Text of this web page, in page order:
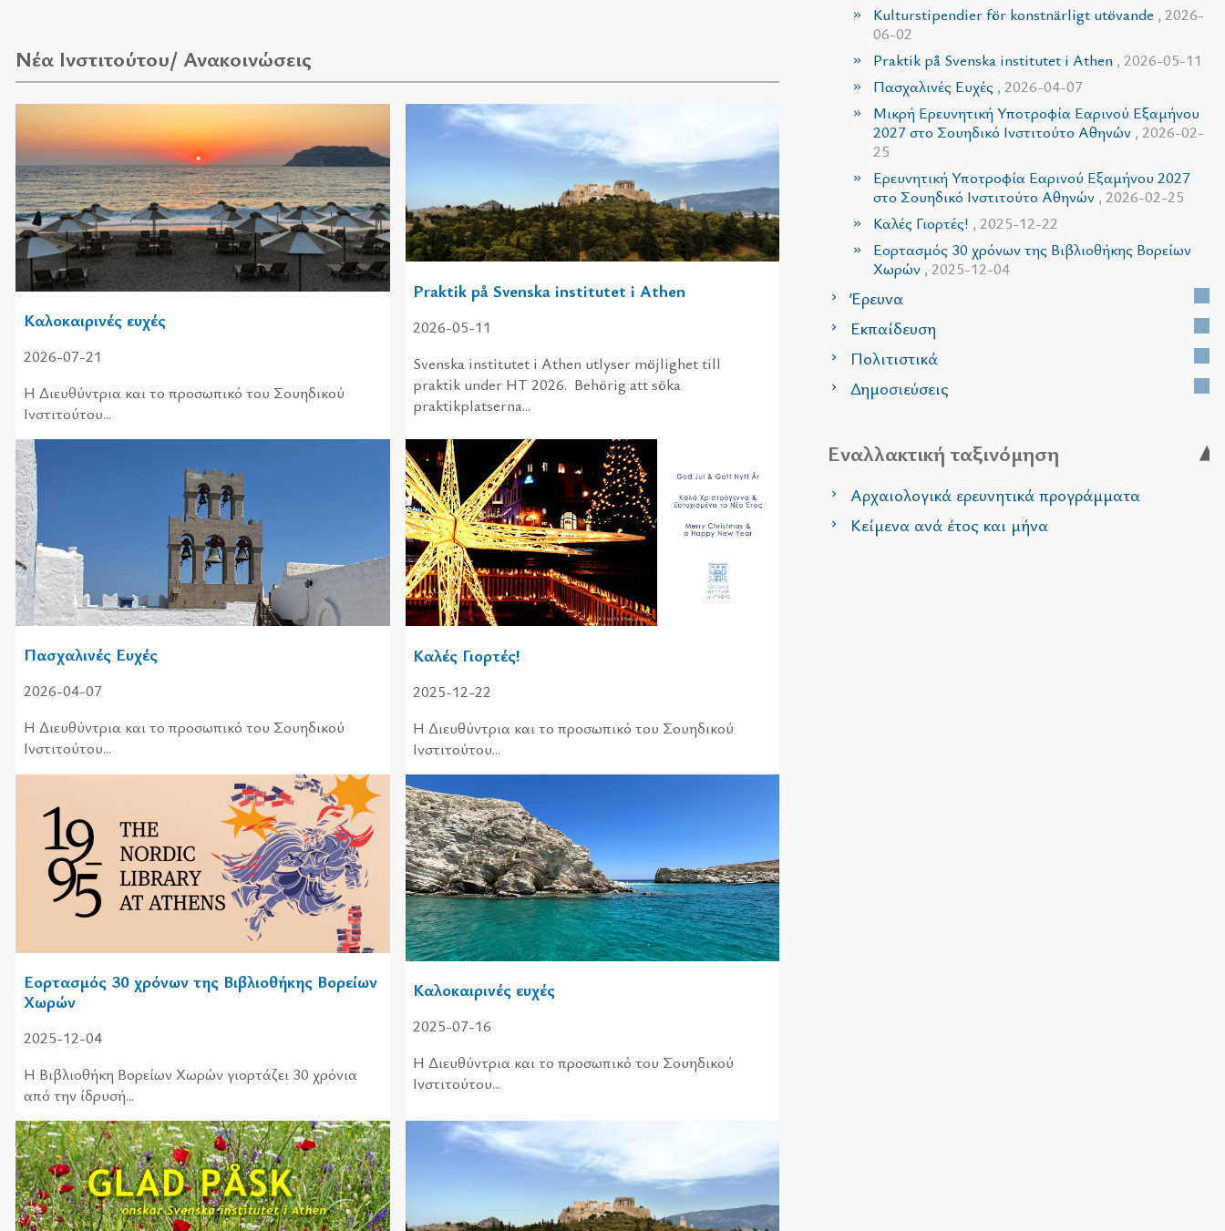
Νέα Ινστιτούτου/ Ανακοινώσεις
Καλοκαιρινές ευχές
2026-07-21
Η Διευ­θύ­ντρια και το προ­σω­πι­κό του Σου­η­δι­κού
Ινστι­τού­του...
Praktik på Svenska institutet i Athen
2026-05-11
Svenska institutet i Athen utlyser möjlighet till
praktik under HT 2026. Behörig att söka
praktikplatserna...
Πασχαλινές Ευχές
2026-04-07
Η Διευ­θύ­ντρια και το προ­σω­πι­κό του Σου­η­δι­κού
Ινστι­τού­του...
Καλές Γιορτές!
2025-12-22
Η Διευθύντρια και το προσωπικό του Σουηδικού
Ινστιτούτου...
Εορτασμός 30 χρόνων της Βιβλιοθήκης Βορείων
Χωρών
2025-12-04
Η Βιβλιοθήκη Βορείων Χωρών γιορτάζει 30 χρόνια
από την ίδρυσή...
Καλοκαιρινές ευχές
2025-07-16
Η Διευ­θύ­ντρια και το προ­σω­πι­κό του Σου­η­δι­κού
Ινστι­τού­του...
Kulturstipendier för konstnärligt utövande , 2026-
06-02
Praktik på Svenska institutet i Athen , 2026-05-11
Πασχαλινές Ευχές , 2026-04-07
Μικρή Ερευνητική Υποτροφία Εαρινού Εξαμήνου
2027 στο Σουηδικό Ινστιτούτο Αθηνών , 2026-02-
25
Ερευνητική Υποτροφία Εαρινού Εξαμήνου 2027
στο Σουηδικό Ινστιτούτο Αθηνών , 2026-02-25
Καλές Γιορτές! , 2025-12-22
Εορτασμός 30 χρόνων της Βιβλιοθήκης Βορείων
Χωρών , 2025-12-04
Έρευνα
Εκπαίδευση
Πολιτιστικά
Δημοσιεύσεις
Εναλλακτική ταξινόμηση
Αρχαιολογικά ερευνητικά προγράμματα
Κείμενα ανά έτος και μήνα